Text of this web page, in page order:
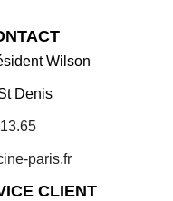
Wilson
Denis
paris.fr
CLIENT